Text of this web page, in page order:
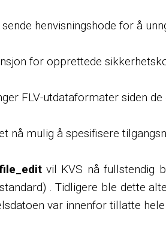
henvisningshode for å
for opprettede
FLV-utdataformater siden de
nå mulig å spesifisere
vil KVS nå fullstendig
. Tidligere ble dette
var innenfor tillatte hele